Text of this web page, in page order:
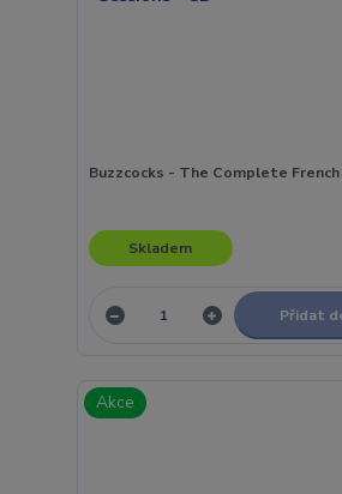
Buzzcocks - The Complete
Skladem
Přidat
Akce